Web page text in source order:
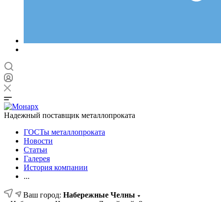
Надежный поставщик металлопроката
ГОСТы металлопроката
Новости
Статьи
Галерея
История компании
...
Ваш город: Набережные Челны